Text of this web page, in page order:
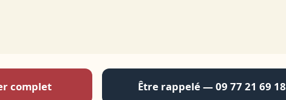
complet Être rappelé — 09 77 21 69 18